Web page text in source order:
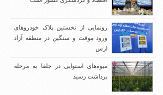
رونمایی از نخستین پلاک خودروهای
ورود موقت و سنگین در منطقه آزاد
ارس
میوه‌های استوایی در جلفا به مرحله
برداشت رسید